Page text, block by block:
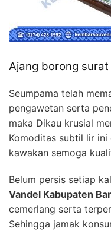
Ajang borong
Seumpama telah
pengawetan serta
maka Dikau krusial
Komoditas subtil lir
kawakan semoga
Belum persis setiap
Vandel Kabupaten
cemerlang serta
Sehingga jamak